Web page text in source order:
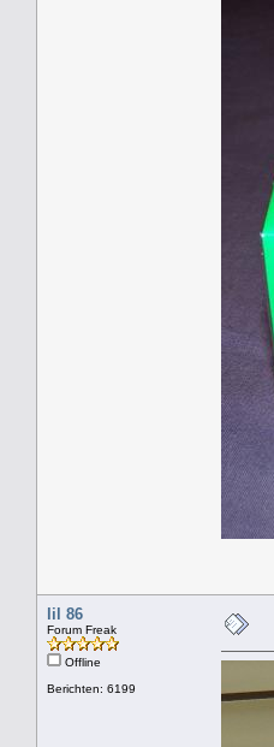
lil 86
Forum Freak
Offline
Berichten: 6199